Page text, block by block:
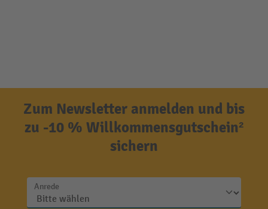
Zum Newsletter anmelden und bis
zu -10 % Willkommensgutschein²
sichern
Anrede